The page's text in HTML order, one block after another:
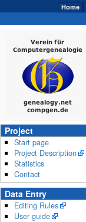
Project
Start page
Project Description
Statistics
Contact
Data Entry
Editing Rules
User guide
Home